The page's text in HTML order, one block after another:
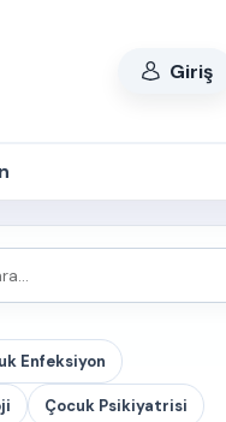
Giriş
Enfeksiyon
Çocuk Psikiyatrisi